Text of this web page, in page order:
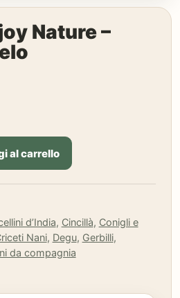
Nature –
al carrello
d’India, Cincillà, Conigli e
Nani, Degu, Gerbilli,
da compagnia